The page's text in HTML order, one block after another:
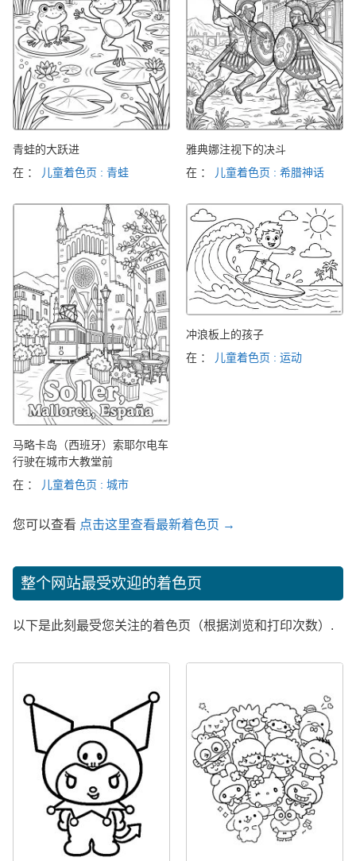
青蛙的大跃进
在 ：
儿童着色页 : 青蛙
雅典娜注视下的决斗
在 ：
儿童着色页 : 希腊神话
马略卡岛（西班牙）索耶尔电车
行驶在城市大教堂前
在 ：
儿童着色页 : 城市
冲浪板上的孩子
在 ：
儿童着色页 : 运动
您可以查看 点击这里查看最新着色页 →
整个网站最受欢迎的着色页
以下是此刻最受您关注的着色页（根据浏览和打印次数）.